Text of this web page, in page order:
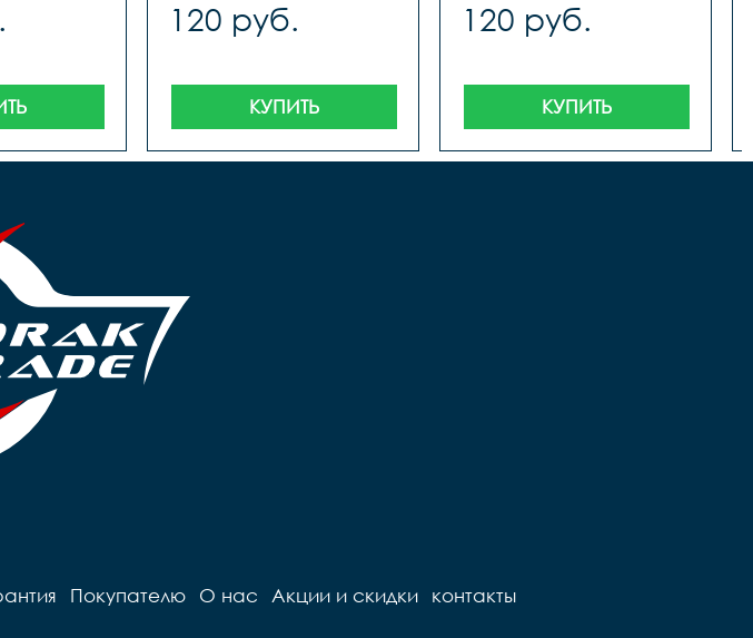
120 руб.
КУПИТЬ
120 руб.
КУПИТЬ
Покупателю О нас Акции и скидки контакты